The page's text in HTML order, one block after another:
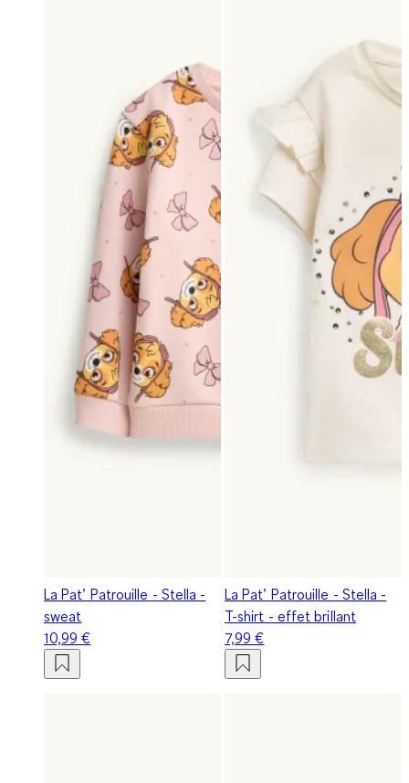
La Pat’ Patrouille - Stella -
sweat
10,99 €
La Pat’ Patrouille - Stella -
T-shirt - effet brillant
7,99 €